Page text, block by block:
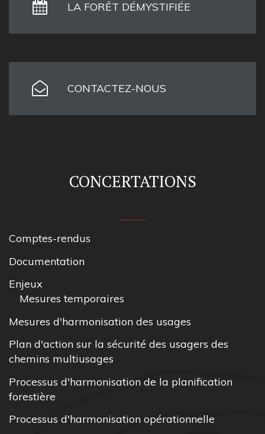
LA FORÊT DÉMYSTIFIÉE
CONTACTEZ-NOUS
CONCERTATIONS
Comptes-rendus
Documentation
Enjeux
Mesures temporaires
Mesures d'harmonisation des usages
Plan d'action sur la sécurité des usagers des
chemins multiusages
Processus d'harmonisation de la planification
forestière
Processus d'harmonisation opérationnelle